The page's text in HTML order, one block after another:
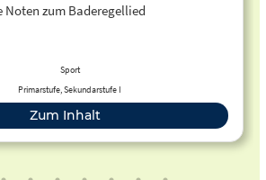
Noten zum Baderegellied
Sport
Primarstufe, Sekundarstufe I
Zum Inhalt